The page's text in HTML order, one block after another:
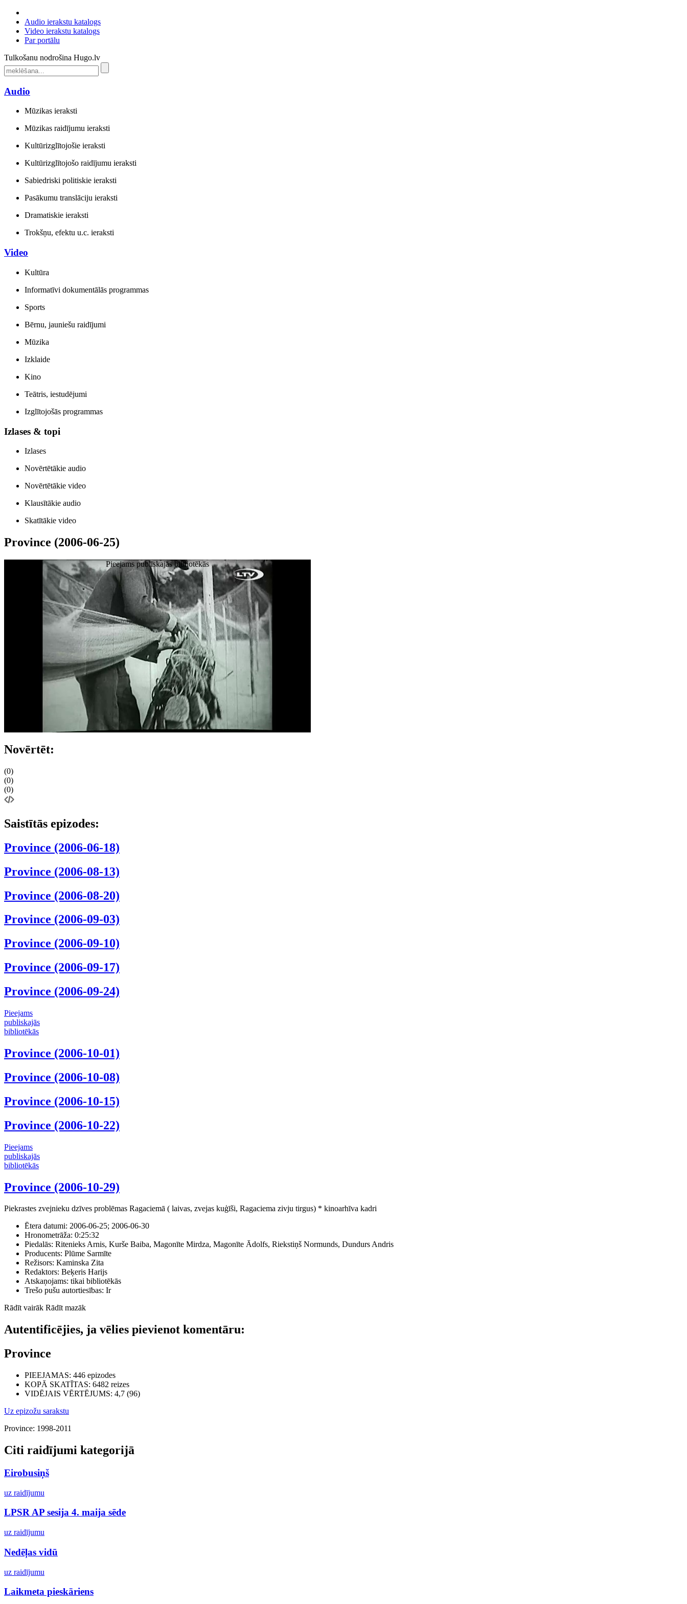
Audio ierakstu katalogs
Video ierakstu katalogs
Par portālu
Tulkošanu nodrošina Hugo.lv
Audio
Mūzikas ieraksti
Mūzikas raidījumu ieraksti
Kultūrizglītojošie ieraksti
Kultūrizglītojošo raidījumu ieraksti
Sabiedriski politiskie ieraksti
Pasākumu translāciju ieraksti
Dramatiskie ieraksti
Trokšņu, efektu u.c. ieraksti
Video
Kultūra
Informatīvi dokumentālās programmas
Sports
Bērnu, jauniešu raidījumi
Mūzika
Izklaide
Kino
Teātris, iestudējumi
Izglītojošās programmas
Izlases & topi
Izlases
Novērtētākie audio
Novērtētākie video
Klausītākie audio
Skatītākie video
Province (2006-06-25)
Pieejams publiskajās bibliotēkās
Novērtēt:
(0)
(0)
(0)
Saistītās epizodes:
Province (2006-06-18)
Province (2006-08-13)
Province (2006-08-20)
Province (2006-09-03)
Province (2006-09-10)
Province (2006-09-17)
Province (2006-09-24)
Pieejams
publiskajās
bibliotēkās
Province (2006-10-01)
Province (2006-10-08)
Province (2006-10-15)
Province (2006-10-22)
Pieejams
publiskajās
bibliotēkās
Province (2006-10-29)
Piekrastes zvejnieku dzīves problēmas Ragaciemā ( laivas, zvejas kuģīši, Ragaciema zivju tirgus) * kinoarhīva kadri
Ētera datumi: 2006-06-25; 2006-06-30
Hronometrāža: 0:25:32
Piedalās: Ritenieks Arnis, Kurše Baiba, Magonīte Mirdza, Magonīte Ādolfs, Riekstiņš Normunds, Dundurs Andris
Producents: Plūme Sarmīte
Režisors: Kaminska Zita
Redaktors: Beķeris Harijs
Atskaņojams: tikai bibliotēkās
Trešo pušu autortiesības: Ir
Rādīt vairāk Rādīt mazāk
Autentificējies, ja vēlies pievienot komentāru:
Province
PIEEJAMAS: 446 epizodes
KOPĀ SKATĪTAS: 6482 reizes
VIDĒJAIS VĒRTĒJUMS: 4,7 (96)
Uz epizožu sarakstu
Province: 1998-2011
Citi raidījumi kategorijā
Eirobusiņš
uz raidījumu
LPSR AP sesija 4. maija sēde
uz raidījumu
Nedēļas vidū
uz raidījumu
Laikmeta pieskāriens